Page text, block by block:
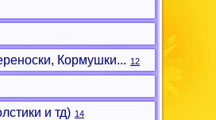
Кормушки... 12
и тд) 14